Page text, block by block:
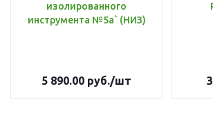
изолированного
инструмента №5а` (НИЗ)
5 890.00 руб./шт